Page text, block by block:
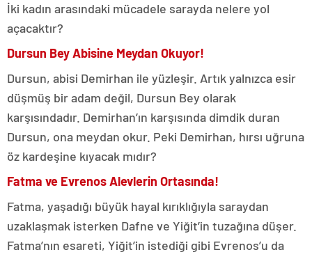
İki kadın arasındaki mücadele sarayda nelere yol
açacaktır?
Dursun Bey Abisine Meydan Okuyor!
Dursun, abisi Demirhan ile yüzleşir. Artık yalnızca esir
düşmüş bir adam değil, Dursun Bey olarak
karşısındadır. Demirhan’ın karşısında dimdik duran
Dursun, ona meydan okur. Peki Demirhan, hırsı uğruna
öz kardeşine kıyacak mıdır?
Fatma ve Evrenos Alevlerin Ortasında!
Fatma, yaşadığı büyük hayal kırıklığıyla saraydan
uzaklaşmak isterken Dafne ve Yiğit’in tuzağına düşer.
Fatma’nın esareti, Yiğit’in istediği gibi Evrenos’u da